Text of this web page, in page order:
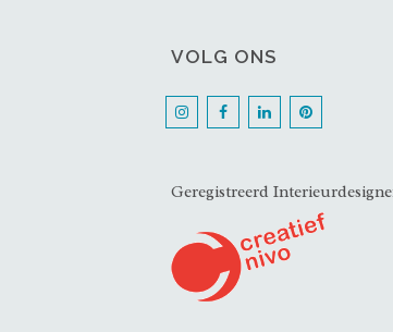
VOLG ONS
Geregistreerd